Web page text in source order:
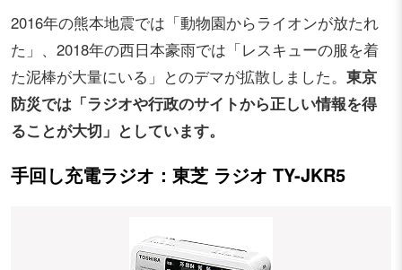
2016年の熊本地震では「動物園からライオンが放たれ
た」、2018年の西日本豪雨では「レスキューの服を着
た泥棒が大量にいる」とのデマが拡散しました。 東京
防災では「ラジオや行政のサイトから正しい情報を得
ることが大切」としています。
手回し充電ラジオ：東芝 ラジオ TY-JKR5